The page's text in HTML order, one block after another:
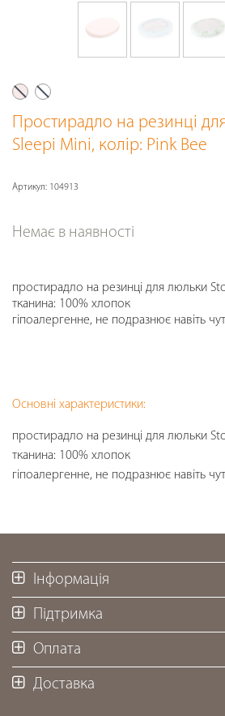
Простирадло на резинці
Sleepi Mini, колір: Pink Bee
Артикул: 104913
Немає в наявності
простирадло на резинці для люльки
тканина: 100% хлопок
гіпоалергенне, не подразнює навіть
Основні характеристики:
простирадло на резинці для люльки
тканина: 100% хлопок
гіпоалергенне, не подразнює навіть
Інформація
Підтримка
Оплата
Доставка